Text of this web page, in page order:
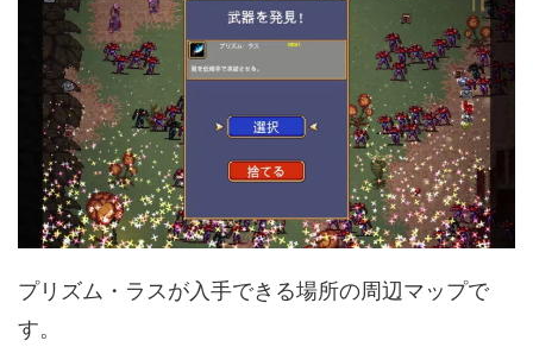
プリズム・ラスが入手できる場所の周辺マップで
す。